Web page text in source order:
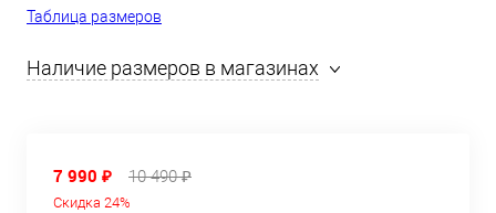
Таблица размеров
Наличие размеров в магазинах
7 990 ₽ 10 490 ₽
Скидка 24%